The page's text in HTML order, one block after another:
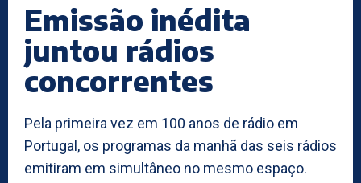
Emissão inédita
juntou rádios
concorrentes
Pela primeira vez em 100 anos de rádio em
Portugal, os programas da manhã das seis rádios
emitiram em simultâneo no mesmo espaço.